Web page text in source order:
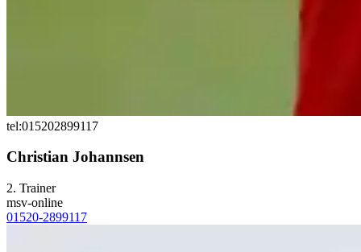
tel:015202899117
Christian Johannsen
2. Trainer
msv-online
01520-2899117